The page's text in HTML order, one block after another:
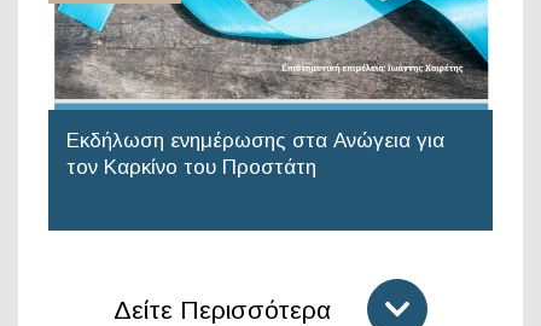
Εκδήλωση ενημέρωσης στα Ανώγεια για
τον Καρκίνο του Προστάτη
Δείτε Περισσότερα